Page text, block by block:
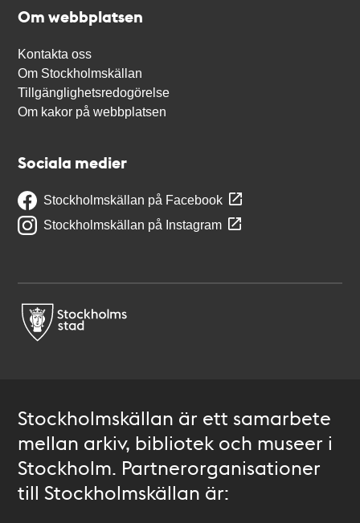
Om webbplatsen
Kontakta oss
Om Stockholmskällan
Tillgänglighetsredogörelse
Om kakor på webbplatsen
Sociala medier
Stockholmskällan på Facebook
Stockholmskällan på Instagram
Stockholmskällan är ett samarbete
mellan arkiv, bibliotek och museer i
Stockholm. Partnerorganisationer
till Stockholmskällan är: